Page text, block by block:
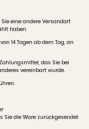
eine andere Versandart
haben.
14 Tagen ab dem Tag, an
das Sie bei
vereinbart wurde.
Sie die Ware zurückgesendet